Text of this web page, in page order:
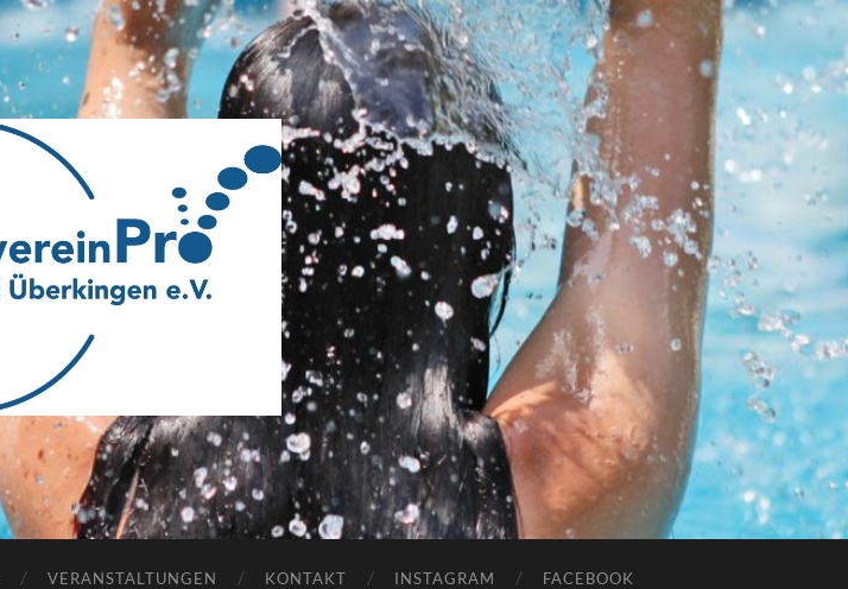
Webseite
des
Fördervereins
Pro
ThermalBad
Überkingen
VERANSTALTUNGEN KONTAKT INSTAGRAM FACEBOOK